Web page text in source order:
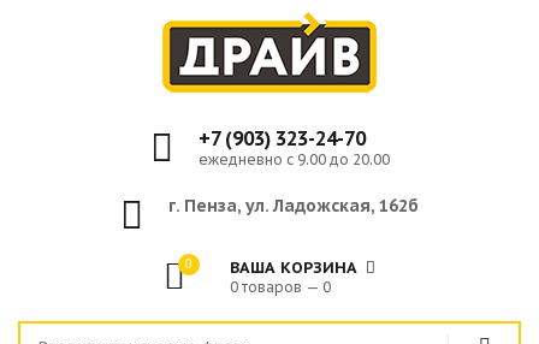
+7 (903) 323-24-70
ежедневно с 9.00 до 20.00
г. Пенза, ул. Ладожская, 162б
0 ВАША КОРЗИНА
0 товаров — 0